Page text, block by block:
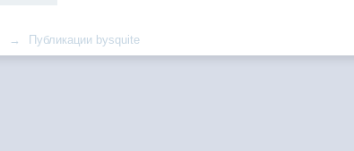
→ Публикации bysquite